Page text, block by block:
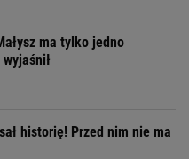
ma tylko jedno
historię! Przed nim nie ma